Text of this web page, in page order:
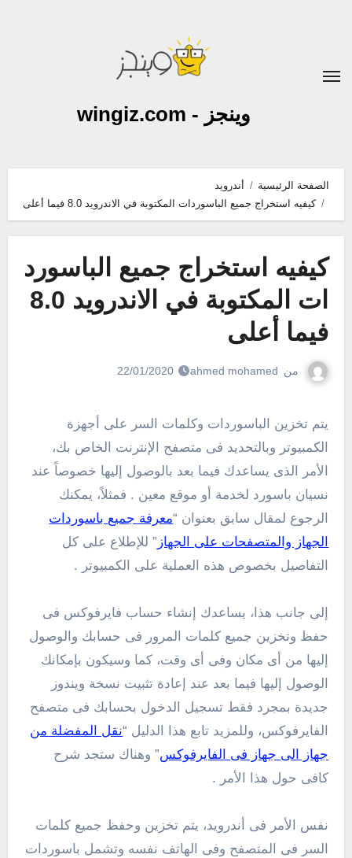
وينجز - wingiz.com
الصفحة الرئيسية
أندرويد
كيفيه استخراج جميع الباسوردات المكتوبة في الاندرويد 8.0 فيما أعلى
كيفيه استخراج جميع الباسورد
ات المكتوبة في الاندرويد 8.0
فيما أعلى
من ahmed mohamed
22/01/2020
يتم تخزين الباسوردات وكلمات السر على أجهزة
الكمبيوتر وبالتحديد فى متصفح الإنترنت الخاص بك،
الأمر الذى يساعدك فيما بعد بالوصول إليها خصوصاً عند
نسيان باسورد لخدمة أو موقع معين . فمثلاً، يمكنك
الرجوع لمقال سابق بعنوان “معرفة جميع باسوردات
الجهاز والمتصفحات على الجهاز ” للإطلاع على كل
التفاصيل بخصوص هذه العملية على الكمبيوتر .
إلى جانب هذا، يساعدك إنشاء حساب فايرفوكس فى
حفظ وتخزين جميع كلمات المرور فى حسابك والوصول
إليها من أى مكان وفى أى وقت، كما وسيكون بإمكانك
الوصول إليها فيما بعد عند إعادة تثبيت نسخة ويندوز
جديدة بمجرد فقط تسجيل الدخول بحسابك فى متصفح
الفايرفوكس، وللمزيد تابع هذا الدليل “نقل المفضلة من
جهاز الى جهاز فى الفايرفوكس” وهناك ستجد شرح
كافى حول هذا الأمر .
نفس الأمر فى أندرويد، يتم تخزين وحفظ جميع كلمات
السر فى المتصفح وفى الهاتف نفسه وتشمل باسوردات